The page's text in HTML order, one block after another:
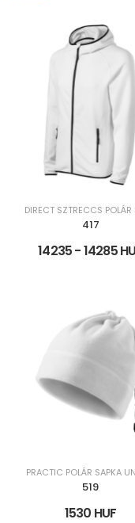
DIRECT SZTRECCS POLÁR
417
14235 - 14285
PRACTIC POLÁR SAPKA
519
1530 HUF